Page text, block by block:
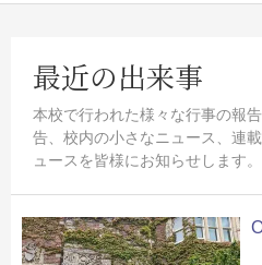
最近の出来事
本校で行われた様々な行事の報
告、校内の小さなニュース、連
ュースを皆様にお知らせします。